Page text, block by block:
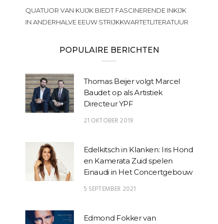
QUATUOR VAN KUIJK BIEDT FASCINERENDE INKIJK
IN ANDERHALVE EEUW STRIJKKWARTETLITERATUUR
POPULAIRE BERICHTEN
Thomas Beijer volgt Marcel
Baudet op als Artistiek
Directeur YPF
21 OKTOBER 2019
Edelkitsch in Klanken: Iris Hond
en Kamerata Zuid spelen
Einaudi in Het Concertgebouw
5 SEPTEMBER 2021
Edmond Fokker van